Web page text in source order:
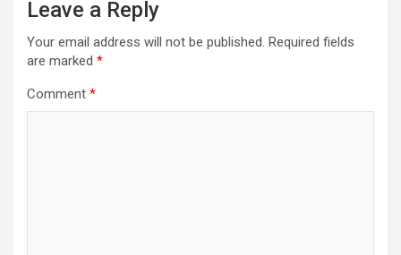
Leave a Reply
Your email address will not be published. Required fields
are marked *
Comment *